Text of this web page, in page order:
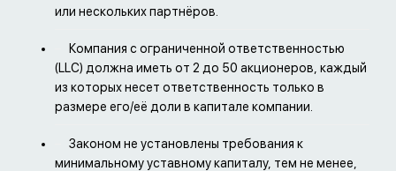
или нескольких партнёров.
Компания с ограниченной ответственностью
(LLC) должна иметь от 2 до 50 акционеров, каждый
из которых несет ответственность только в
размере его/её доли в капитале компании.
Законом не установлены требования к
минимальному уставному капиталу, тем не менее,